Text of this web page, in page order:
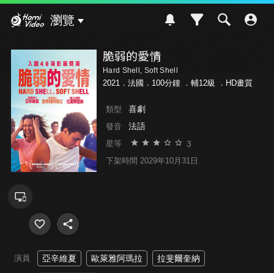
瀏覽
脆弱的愛情
Hard Shell, Soft Shell
2021．法國．100分鐘 ． 輔12級 ．HD畫質
類型 喜劇
發音 法語
星等 3
下架時間 2029年10月31日
演員 亞辛維夏 歐萊雅阿瑪拉 拉斐爾奎納